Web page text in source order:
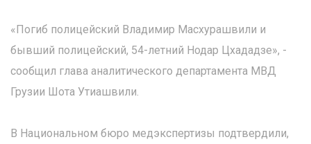
«Погиб полицейский Владимир Масхурашвили и
бывший полицейский, 54-летний Нодар Цхададзе», -
сообщил глава аналитического департамента МВД
Грузии Шота Утиашвили.
В Национальном бюро медэкспертизы подтвердили,